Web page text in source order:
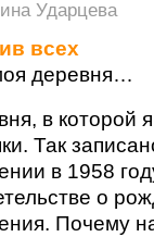
Ударцева
всех
деревня…
в которой
Так
в 1958
о
Почему